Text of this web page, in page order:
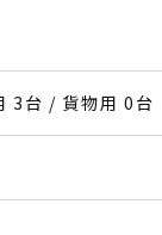
3台 / 貨物用 0台